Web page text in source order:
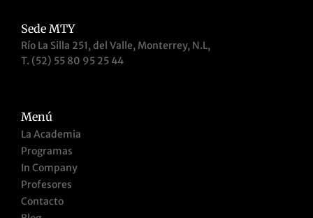
Sede MTY
Río La Silla 251, del Valle, Monterrey, N.L,
T. (52) 55 80 95 25 44
Menú
La Academia
Programas
In Company
Profesores
Contacto